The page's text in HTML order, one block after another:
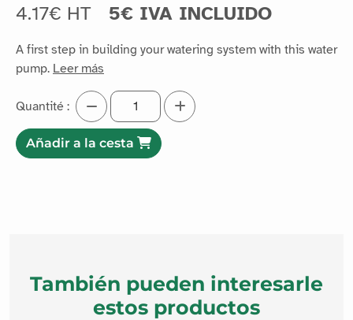
4.17€ HT 5€ IVA INCLUIDO
A first step in building your watering system with this water
pump. Leer más
Quantité :
Añadir a la cesta
También pueden interesarle
estos productos